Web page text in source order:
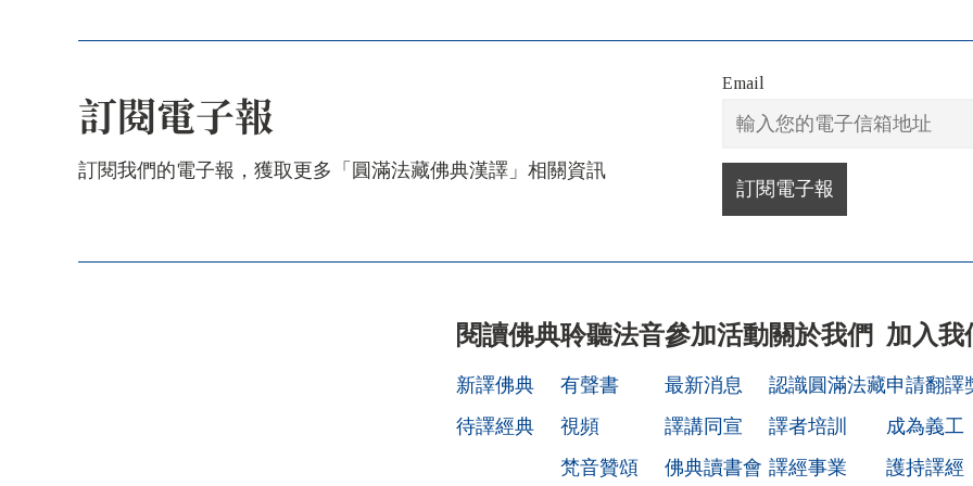
訂閱電子報
訂閱我們的電子報，獲取更多「圓滿法藏佛典漢譯」相關資訊
Email
閱讀佛典
新譯佛典
待譯經典
聆聽法音
有聲書
視頻
梵音贊頌
參加活動
最新消息
譯講同宣
佛典讀書會
關於我們
認識圓滿法藏
譯者培訓
譯經事業
加入我
申請翻譯
成為義工
護持譯經